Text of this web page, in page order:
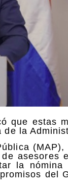
que estas
la
asesores
la
del